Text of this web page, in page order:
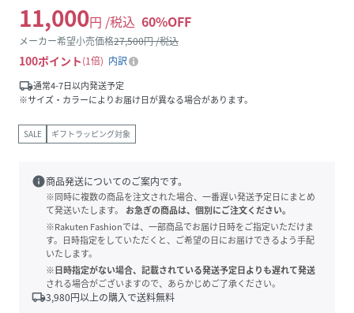
11,000円 /税込 60%OFF
メーカー希望小売価格27,500円 /税込
100ポイント 1倍
内訳
local_shipping通常4-7日以内発送予定
※サイズ・カラーによりお届け日が異なる場合があります。
SALE ギフトラッピング対象
info商品発送についてのご案内です。
※同時に複数の商品を注文された場合、一番遅い発送予定日にまとめ
て発送いたします。
お急ぎの商品は、個別にご注文ください。
※Rakuten Fashionでは、一部商品でお届け日時をご指定いただけま
す。日時指定をしていただくと、ご希望の日にお届けできるよう手配
いたします。
※日時指定がない場合、記載されている発送予定日よりも遅れて発送
される場合がございますので、あらかじめご了承ください。
local_shipping3,980円以上の購入で送料無料